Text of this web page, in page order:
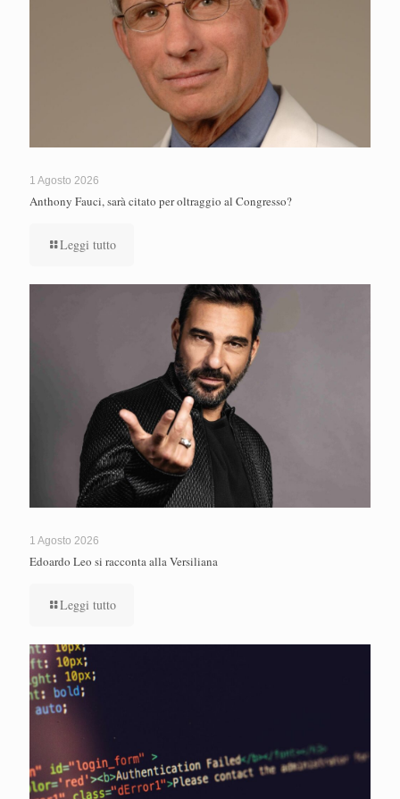
1 Agosto 2026
Anthony Fauci, sarà citato per oltraggio al Congresso?
Leggi tutto
1 Agosto 2026
Edoardo Leo si racconta alla Versiliana
Leggi tutto